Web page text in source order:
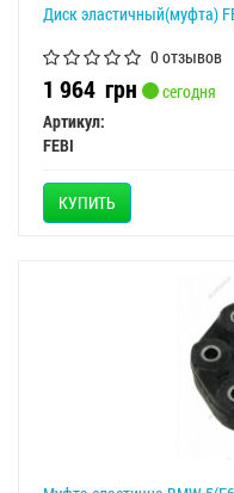
Диск эластичный(муфта)
0 отзывов
1 964 грн
сегодня
Артикул:
FEBI
КУПИТЬ